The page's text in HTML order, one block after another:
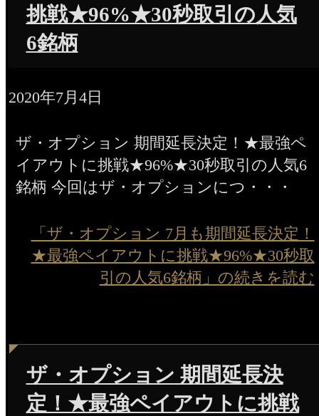
挑戦★96%★30秒取引の人気
6銘柄
2020年7月4日
ザ・オプション 期間延長決定！★最強ペ
イアウトに挑戦★96%★30秒取引の人気6
銘柄 今回はザ・オプションにつ・・・
「ザ・オプション 7月も期間延長決定！
★最強ペイアウトに挑戦★96%★30秒取
引の人気6銘柄」の続きを読む
ザ・オプション 期間延長決
定！★最強ペイアウトに挑戦